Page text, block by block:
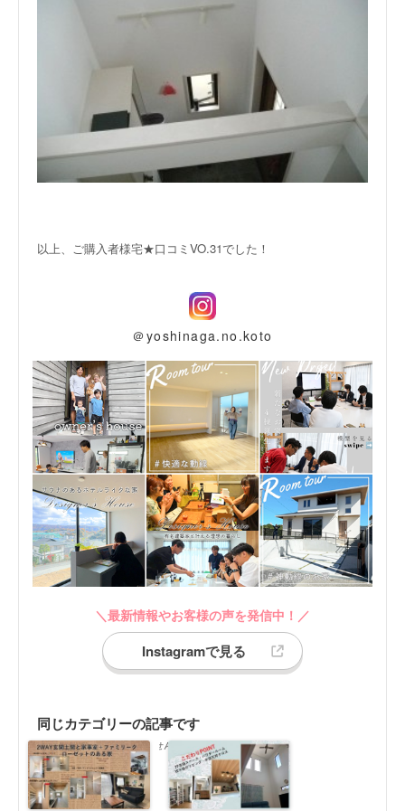
以上、ご購入者様宅★口コミVO.31でした！
＠yoshinaga.no.koto
＼最新情報やお客様の声を発信中！／
Instagramで見る
同じカテゴリーの記事です
同じカテゴリーの記事がありません